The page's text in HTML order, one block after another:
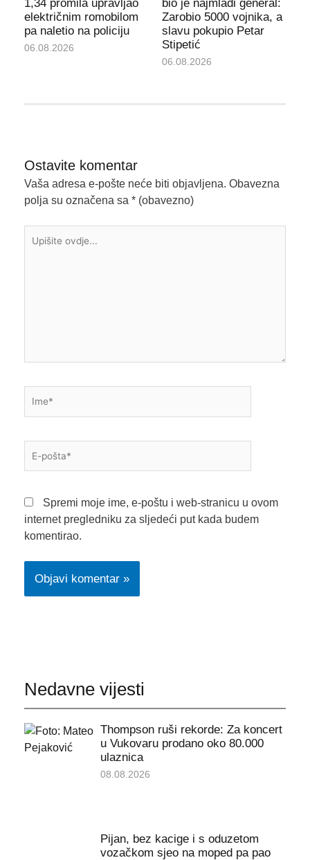
1,34 promila upravljao
električnim romobilom
pa naletio na policiju
06.08.2026
bio je najmlađi general:
Zarobio 5000 vojnika, a
slavu pokupio Petar
Stipetić
06.08.2026
Ostavite komentar
Vaša adresa e-pošte neće biti objavljena. Obavezna
polja su označena sa * (obavezno)
ovdje...
pošta*
Spremi moje ime, e-poštu i web-stranicu u ovom
internet pregledniku za sljedeći put kada budem
komentirao.
Nedavne vijesti
Thompson ruši rekorde: Za koncert
u Vukovaru prodano oko 80.000
ulaznica
08.08.2026
Pijan, bez kacige i s oduzetom
vozačkom sjeo na moped pa pao